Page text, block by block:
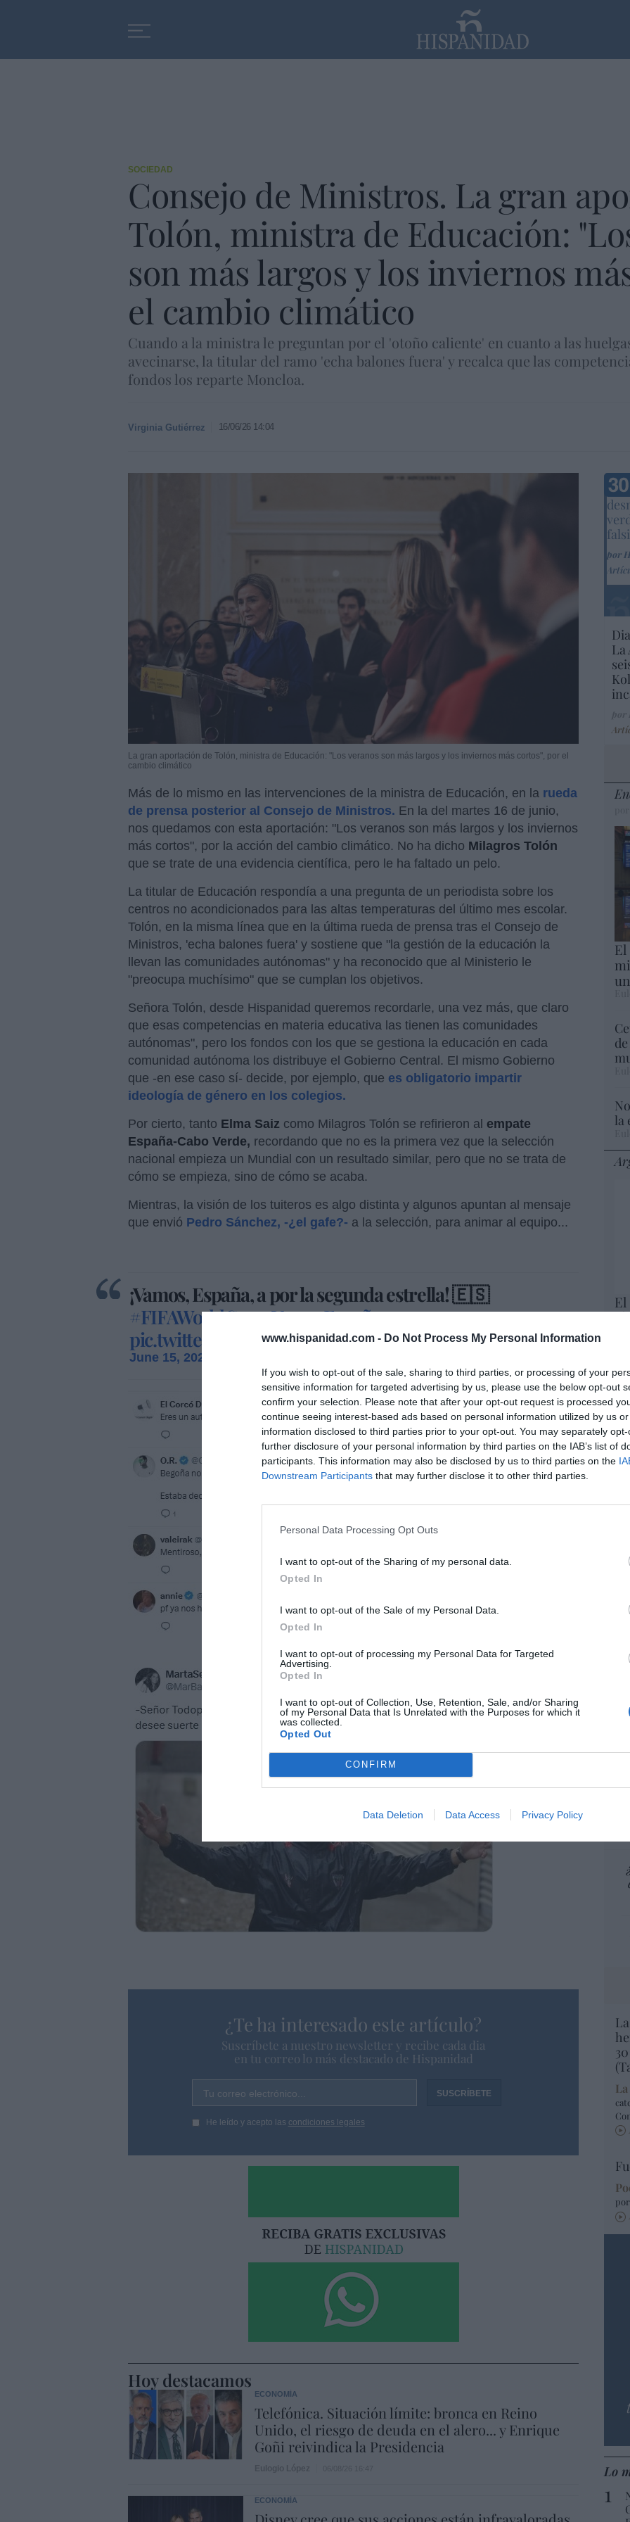
www.hispanidad.com - Do Not Process My Personal Information
If you wish to opt-out of the sale, sharing to third parties, or processing of your
sensitive information for targeted advertising by us, please use the below opt-out
confirm your selection. Please note that after your opt-out request is processed
continue seeing interest-based ads based on personal information utilized by us
information disclosed to third parties prior to your opt-out. You may separately
further disclosure of your personal information by third parties on the IAB’s list of
participants. This information may also be disclosed by us to third parties on the
Downstream Participants that may further disclose it to other third parties.
Personal Data Processing Opt Outs
I want to opt-out of the Sharing of my personal data.
Opted In
I want to opt-out of the Sale of my Personal Data.
Opted In
I want to opt-out of processing my Personal Data for Targeted
Advertising.
Opted In
I want to opt-out of Collection, Use, Retention, Sale, and/or Sharing
of my Personal Data that Is Unrelated with the Purposes for which it
was collected.
Opted Out
CONFIRM
Data Deletion Data Access Privacy Policy
SOCIEDAD
Consejo de Ministros. La gran
Tolón, ministra de Educación:
son más largos y los inviernos
el cambio climático
Cuando a la ministra le preguntan por el 'otoño caliente' en cuanto a las
avecinarse, la titular del ramo 'echa balones fuera' y recalca que las
fondos los reparte Moncloa.
Virginia Gutiérrez 16/06/26 14:04
La gran aportación de Tolón, ministra de Educación: "Los veranos son más largos y los inviernos más cortos", por el
cambio climático
Más de lo mismo en las intervenciones de la ministra de Educación, en la rueda
de prensa posterior al Consejo de Ministros. En la del martes 16 de junio,
nos quedamos con esta aportación: "Los veranos son más largos y los inviernos
más cortos", por la acción del cambio climático. No ha dicho Milagros Tolón
que se trate de una evidencia científica, pero le ha faltado un pelo.
La titular de Educación respondía a una pregunta de un periodista sobre los
centros no acondicionados para las altas temperaturas del último mes escolar.
Tolón, en la misma línea que en la última rueda de prensa tras el Consejo de
Ministros, 'echa balones fuera' y sostiene que "la gestión de la educación la
llevan las comunidades autónomas" y ha reconocido que al Ministerio le
"preocupa muchísimo" que se cumplan los objetivos.
Señora Tolón, desde Hispanidad queremos recordarle, una vez más, que claro
que esas competencias en materia educativa las tienen las comunidades
autónomas", pero los fondos con los que se gestiona la educación en cada
comunidad autónoma los distribuye el Gobierno Central. El mismo Gobierno
que -en ese caso sí- decide, por ejemplo, que es obligatorio impartir
ideología de género en los colegios.
Por cierto, tanto Elma Saiz como Milagros Tolón se refirieron al empate
España-Cabo Verde, recordando que no es la primera vez que la selección
nacional empieza un Mundial con un resultado similar, pero que no se trata de
cómo se empieza, sino de cómo se acaba.
Mientras, la visión de los tuiteros es algo distinta y algunos apuntan al mensaje
que envió Pedro Sánchez, -¿el gafe?- a la selección, para animar al equipo...
¡Vamos, España, a por la segunda estrella! 🇪🇸
#FIFAWorldCup#VamosEspaña
pic.twitter.com/JtVa3eVaux— Pedro Sánchez (@sanchezcastejon)
June 15, 2026
¿Te ha interesado este artículo?
Suscríbete a nuestro newsletter y recibe cada dia
en tu correo lo más destacado de Hispanidad
Tu correo electrónico...
He leído y acepto las condiciones legales
Hoy destacamos
ECONOMÍA
Telefónica. Situación límite: bronca en Reino
Unido, el riesgo de deuda en el alero... y Enrique
Goñi reivindica la Presidencia
ECONOMÍA
por
La
El
la
por
por
Lo